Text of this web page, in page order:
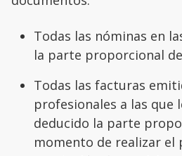
Todas las nóminas en
la parte proporcional de
Todas las facturas
profesionales a las que
deducido la parte
momento de realizar el